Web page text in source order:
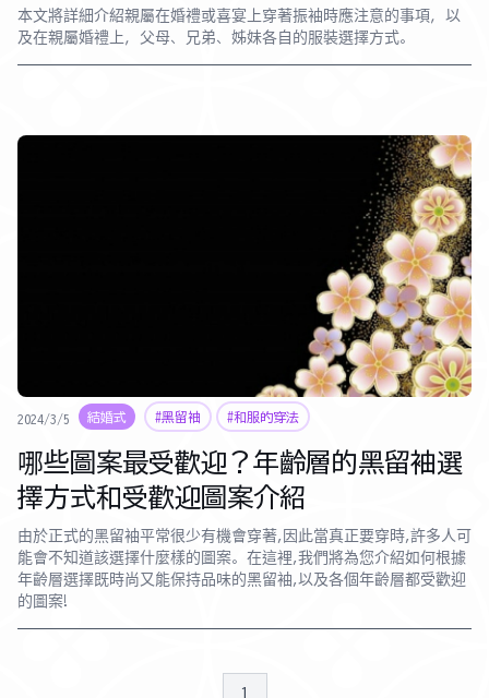
本文將詳細介紹親屬在婚禮或喜宴上穿著振袖時應注意的事項，以
及在親屬婚禮上，父母、兄弟、姊妹各自的服裝選擇方式。
2024/3/5 結婚式 #黑留袖 #和服的穿法
哪些圖案最受歡迎？年齡層的黑留袖選
擇方式和受歡迎圖案介紹
由於正式的黑留袖平常很少有機會穿著,因此當真正要穿時,許多人可
能會不知道該選擇什麼樣的圖案。在這裡,我們將為您介紹如何根據
年齡層選擇既時尚又能保持品味的黑留袖,以及各個年齡層都受歡迎
的圖案!
1